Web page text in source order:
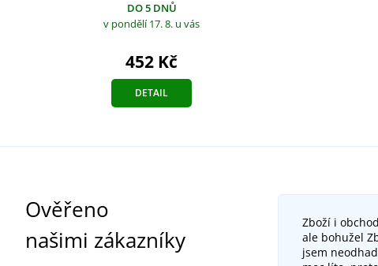
DO 5 DNŮ
v pondělí 17. 8. u vás
452 Kč
DETAIL
Ověřeno
našimi zákazníky
Zboží i
ale bohužel
jsem